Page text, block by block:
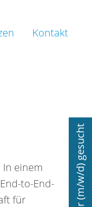
Kontakt
einem
to-End-
für